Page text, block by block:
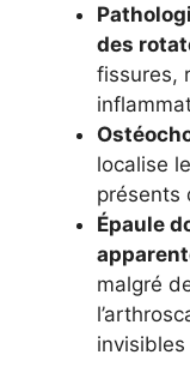
des
fissures,
localise
présents
Épaule
malgré
invisibles